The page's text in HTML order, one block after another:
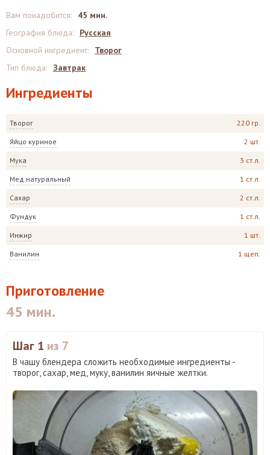
Ингредиенты
Творог 220 гр.
Яйцо куриное 2 шт.
Мука 3 ст.л.
Мед натуральный 1 ст.л.
Сахар 2 ст.л.
Фундук 1 ст.л.
Инжир 1 шт.
Ванилин 1 щеп.
Вам понадобится:
45 мин.
География блюда:
Русская
Основной ингредиент:
Творог
Тип блюда: Завтрак
Приготовление
45 мин.
Шаг 1 из 7
В чашу блендера сложить необходимые ингредиенты -
творог, сахар, мед, муку, ванилин яичные желтки.